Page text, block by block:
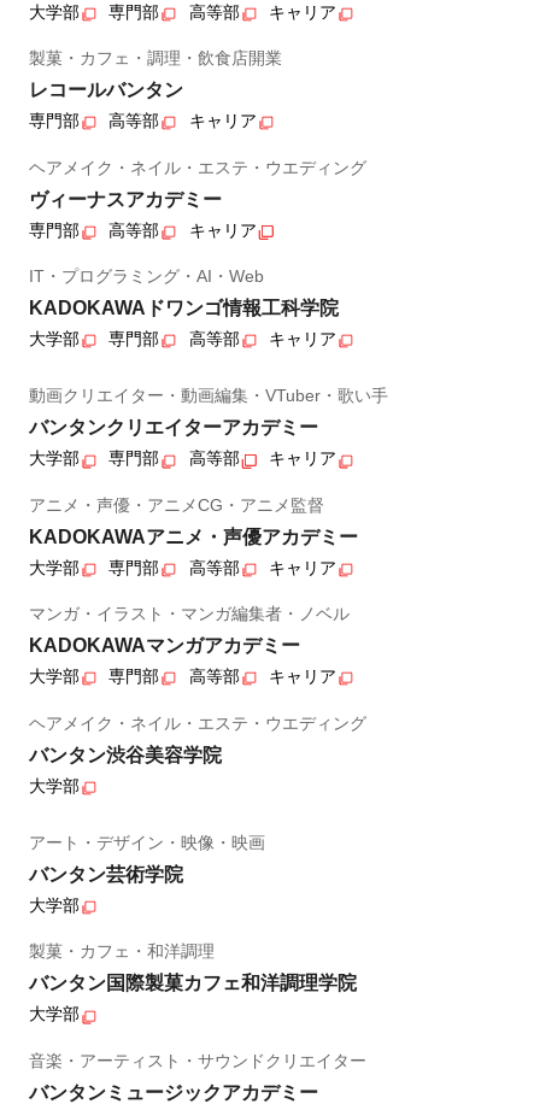
大学部 専門部 高等部 キャリア
製菓・カフェ・調理・飲食店開業
レコールバンタン
専門部 高等部 キャリア
ヘアメイク・ネイル・エステ・ウエディング
ヴィーナスアカデミー
専門部 高等部 キャリア
IT・プログラミング・AI・Web
KADOKAWAドワンゴ情報工科学院
大学部 専門部 高等部 キャリア
動画クリエイター・動画編集・VTuber・歌い手
バンタンクリエイターアカデミー
大学部 専門部 高等部 キャリア
アニメ・声優・アニメCG・アニメ監督
KADOKAWAアニメ・声優アカデミー
大学部 専門部 高等部 キャリア
マンガ・イラスト・マンガ編集者・ノベル
KADOKAWAマンガアカデミー
大学部 専門部 高等部 キャリア
ヘアメイク・ネイル・エステ・ウエディング
バンタン渋谷美容学院
大学部
アート・デザイン・映像・映画
バンタン芸術学院
大学部
製菓・カフェ・和洋調理
バンタン国際製菓カフェ和洋調理学院
大学部
音楽・アーティスト・サウンドクリエイター
バンタンミュージックアカデミー